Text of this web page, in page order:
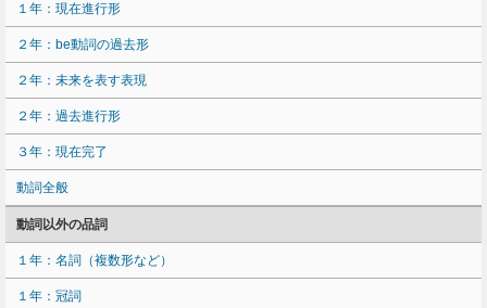
１年：現在進行形
２年：be動詞の過去形
２年：未来を表す表現
２年：過去進行形
３年：現在完了
動詞全般
動詞以外の品詞
１年：名詞（複数形など）
１年：冠詞